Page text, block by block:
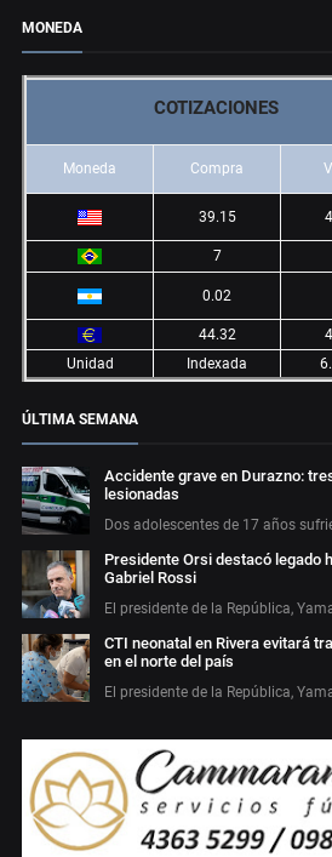
MONEDA
COTIZACIONES
Moneda Compra
39.15
7
0.02
44.32
Unidad
Indexada
ÚLTIMA SEMANA
Accidente grave en Durazno:
lesionadas
Dos adolescentes de 17 años
Presidente Orsi destacó legado
Gabriel Rossi
El presidente de la República,
CTI neonatal en Rivera evitará
en el norte del país
El presidente de la República,